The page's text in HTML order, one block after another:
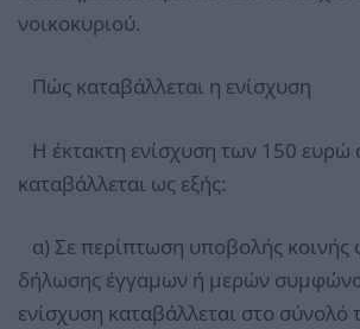
νοικοκυριού.
Πώς καταβάλλεται η ενίσχυση
Η έκτακτη ενίσχυση των 150 ευρώ
καταβάλλεται ως εξής:
α) Σε περίπτωση υποβολής κοινής
δήλωσης έγγαμων ή μερών
ενίσχυση καταβάλλεται στο σύνολό